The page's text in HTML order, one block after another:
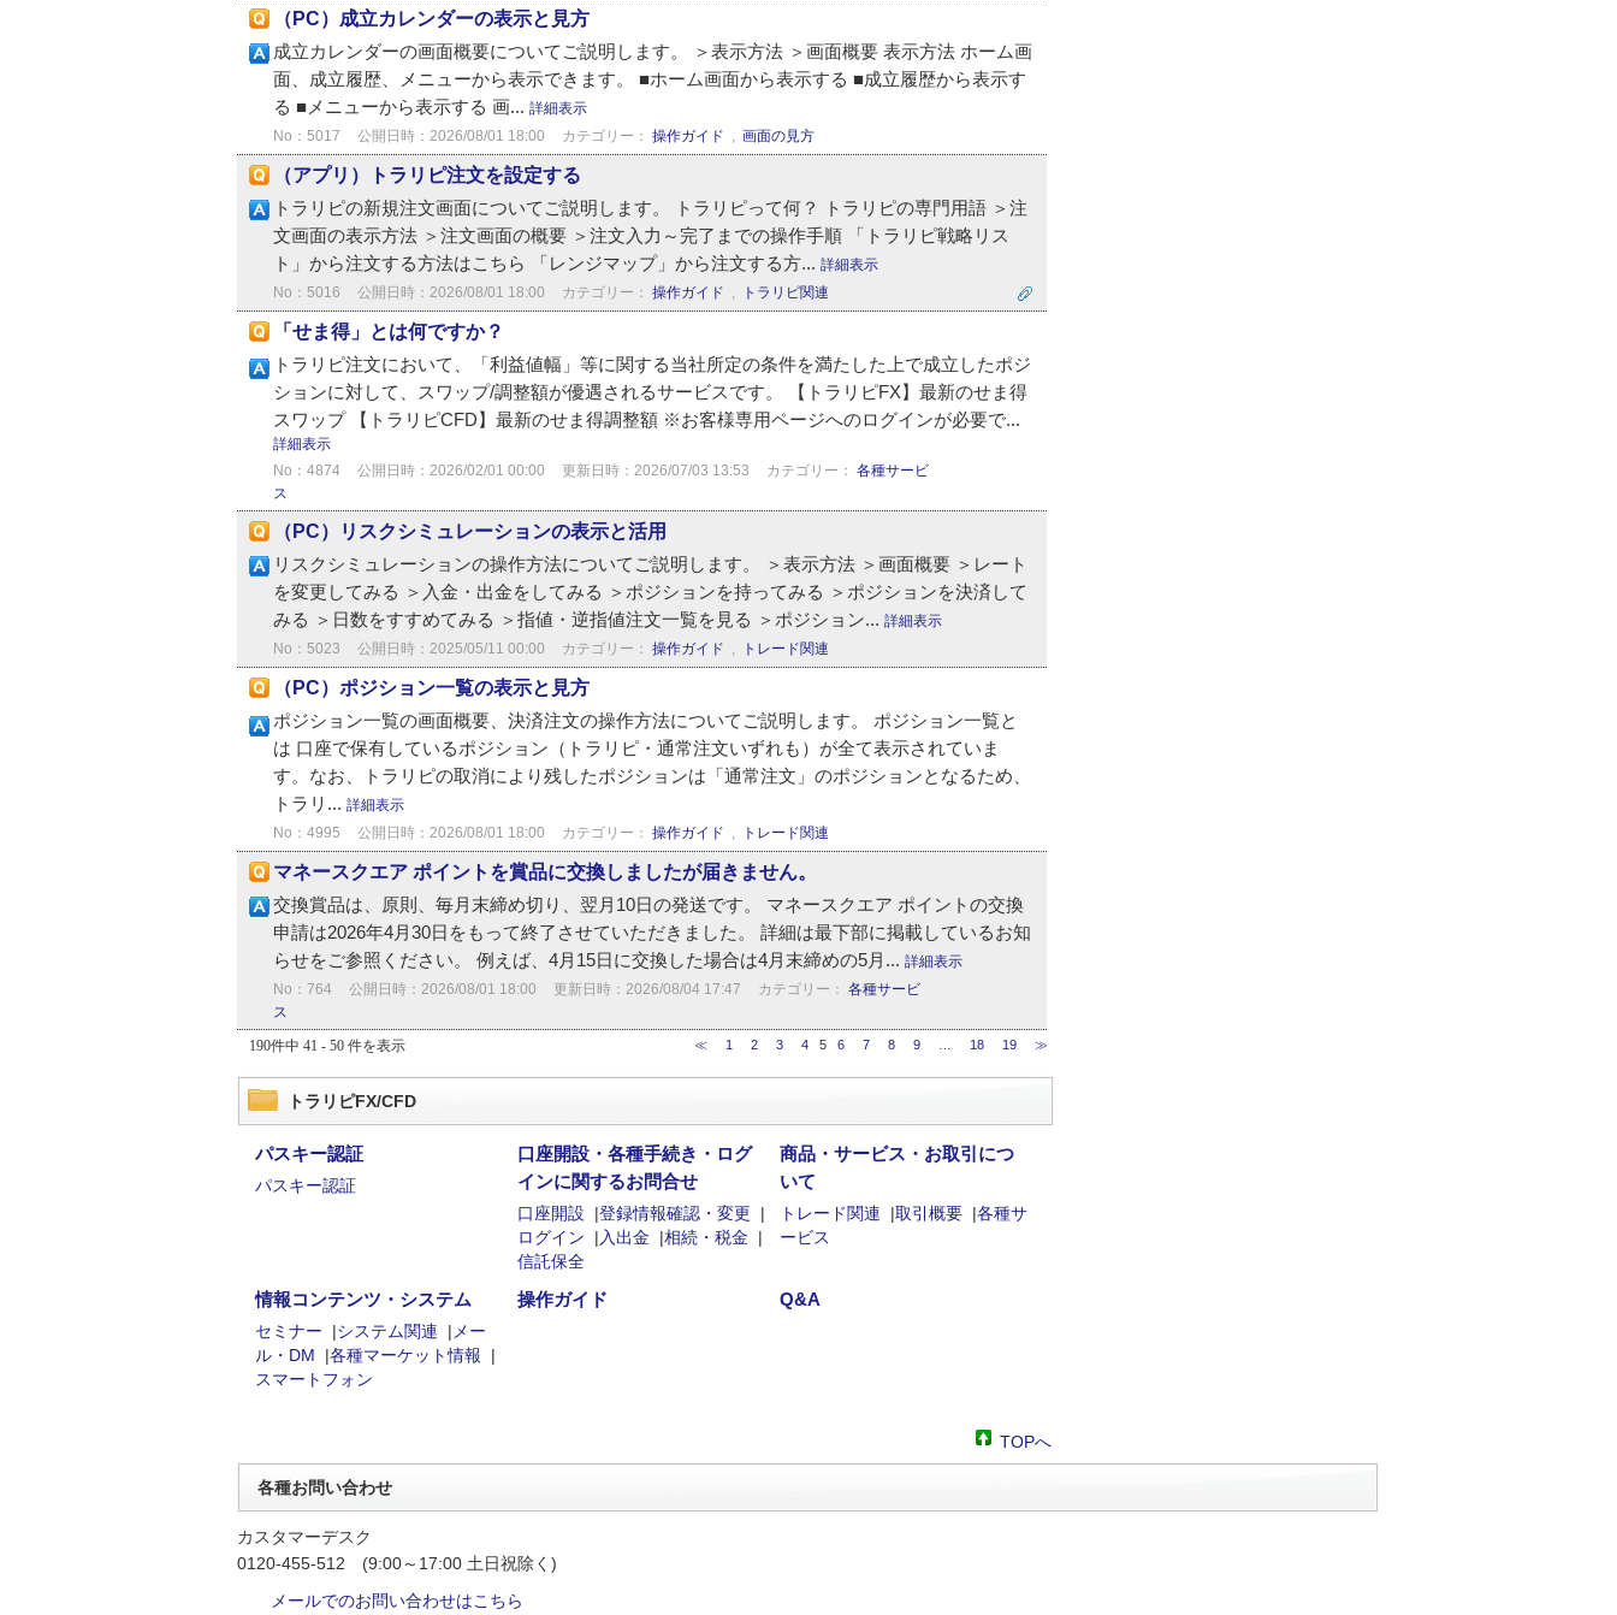
（PC）成立カレンダーの表示と見方
成立カレンダーの画面概要についてご説明します。 ＞表示方法 ＞画面概要 表示方法 ホーム画
面、成立履歴、メニューから表示できます。 ■ホーム画面から表示する ■成立履歴から表示す
る ■メニューから表示する 画... 詳細表示
No：5017
公開日時：2026/08/01 18:00 カテゴリー： 操作ガイド , 画面の見方
（アプリ）トラリピ注文を設定する
トラリピの新規注文画面についてご説明します。 トラリピって何？ トラリピの専門用語 ＞注
文画面の表示方法 ＞注文画面の概要 ＞注文入力～完了までの操作手順 「トラリピ戦略リス
ト」から注文する方法はこちら 「レンジマップ」から注文する方... 詳細表示
No：5016
公開日時：2026/08/01 18:00 カテゴリー： 操作ガイド , トラリピ関連
「せま得」とは何ですか？
トラリピ注文において、「利益値幅」等に関する当社所定の条件を満たした上で成立したポジ
ションに対して、スワップ/調整額が優遇されるサービスです。 【トラリピFX】最新のせま得
スワップ 【トラリピCFD】最新のせま得調整額 ※お客様専用ページへのログインが必要で...
詳細表示
No：4874
公開日時：2026/02/01 00:00 更新日時：2026/07/03 13:53 カテゴリー： 各種サービ
ス
（PC）リスクシミュレーションの表示と活用
リスクシミュレーションの操作方法についてご説明します。 ＞表示方法 ＞画面概要 ＞レート
を変更してみる ＞入金・出金をしてみる ＞ポジションを持ってみる ＞ポジションを決済して
みる ＞日数をすすめてみる ＞指値・逆指値注文一覧を見る ＞ポジション... 詳細表示
No：5023
公開日時：2025/05/11 00:00 カテゴリー： 操作ガイド , トレード関連
（PC）ポジション一覧の表示と見方
ポジション一覧の画面概要、決済注文の操作方法についてご説明します。 ポジション一覧と
は 口座で保有しているポジション（トラリピ・通常注文いずれも）が全て表示されていま
す。なお、トラリピの取消により残したポジションは「通常注文」のポジションとなるため、
トラリ... 詳細表示
No：4995
公開日時：2026/08/01 18:00 カテゴリー： 操作ガイド , トレード関連
マネースクエア ポイントを賞品に交換しましたが届きません。
交換賞品は、原則、毎月末締め切り、翌月10日の発送です。 マネースクエア ポイントの交換
申請は2026年4月30日をもって終了させていただきました。 詳細は最下部に掲載しているお知
らせをご参照ください。 例えば、4月15日に交換した場合は4月末締めの5月... 詳細表示
No：764
公開日時：2026/08/01 18:00 更新日時：2026/08/04 17:47 カテゴリー： 各種サービ
ス
190件中 41 - 50 件を表示
≪ 1 2 3 4 5 6 7 8 9 18 19 ≫
トラリピFX/CFD
パスキー認証
パスキー認証
口座開設・各種手続き・ログ
インに関するお問合せ
口座開設 |登録情報確認・変更
|
ログイン
| 入出金 |相続・税金
|
信託保全
商品・サービス・お取引につ
いて
トレード関連 |取引概要 |各種サ
ービス
情報コンテンツ・システム
セミナー |システム関連 | メー
ル・DM
|各種マーケット情報
|
スマートフォン
操作ガイド Q&A
TOPへ
各種お問い合わせ
カスタマーデスク
0120-455-512 (9:00～17:00 土日祝除く)
メールでのお問い合わせはこちら